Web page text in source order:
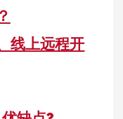
线上远程开